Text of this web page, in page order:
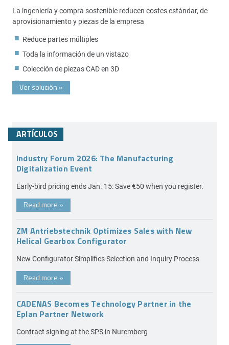
La ingeniería y compra sostenible reducen costes estándar, de
aprovisionamiento y piezas de la empresa
Reduce partes múltiples
Toda la información de un vistazo
Colección de piezas CAD en 3D
Ver solución »
ARTÍCULOS
Industry Forum 2026: The Manufacturing
Digitalization Event
Early-bird pricing ends Jan. 15: Save €50 when you register.
Read more »
ZM Antriebstechnik Optimizes Sales with New
Helical Gearbox Configurator
New Configurator Simplifies Selection and Inquiry Process
Read more »
CADENAS Becomes Technology Partner in the
Eplan Partner Network
Contract signing at the SPS in Nuremberg